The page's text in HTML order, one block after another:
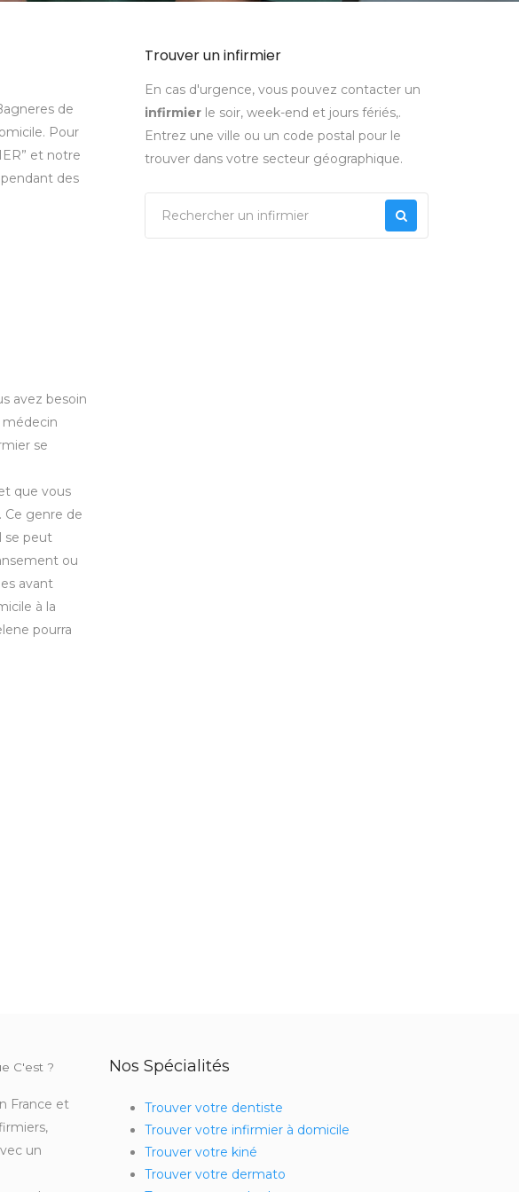
de
Pour
et notre
des
avez besoin
médecin
se
que vous
Ce genre de
se peut
ou
avant
à la
pourra
Trouver un infirmier
En cas d'urgence, vous pouvez contacter un
infirmier le soir, week-end et jours fériés,.
Entrez une ville ou un code postal pour le
trouver dans votre secteur géographique.
C'est ?
France et
un
Nos Spécialités
Trouver votre dentiste
Trouver votre infirmier à domicile
Trouver votre kiné
Trouver votre dermato